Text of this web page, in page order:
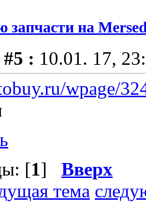
запчасти на
: 10.01. 17,
wpage/
[1] Вверх
тема